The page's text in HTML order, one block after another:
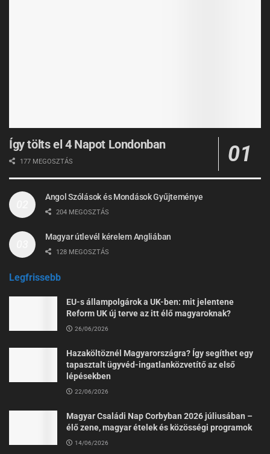
Így tölts el 4 Napot Londonban
177 MEGOSZTÁS
Angol Szólások és Mondások Gyűjteménye
204 MEGOSZTÁS
Magyar útlevél kérelem Angliában
128 MEGOSZTÁS
Legfrissebb
EU-s állampolgárok a UK-ben: mit jelentene
Reform UK új terve az itt élő magyaroknak?
26/06/2026
Hazaköltöznél Magyarországra? Így segíthet egy
tapasztalt ügyvéd-ingatlanközvetítő az első
lépésekben
22/06/2026
Magyar Családi Nap Corbyban 2026 júliusában –
élő zene, magyar ételek és közösségi programok
14/06/2026